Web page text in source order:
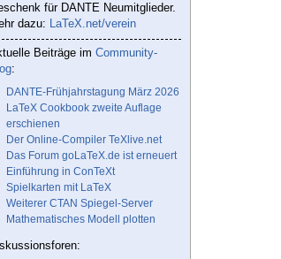
für DANTE Neumitglieder.
dazu: LaTeX.net/verein
Beiträge im Community-
:
DANTE-Frühjahrstagung März 2026
LaTeX Cookbook zweite Auflage
erschienen
Der Online-Compiler TeXlive.net
Das Forum goLaTeX.de ist erneuert
Einführung in ConTeXt
Spielkarten mit LaTeX
Weiterer CTAN Spiegel-Server
Mathematisches Modell plotten